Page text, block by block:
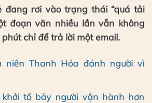
đang rơi vào trạng thái “quá tải
đoạn văn nhiều lần vẫn không
chỉ để trả lời một email.
niên Thanh Hóa đánh người vì
khởi tố bảy người vận hành hơn